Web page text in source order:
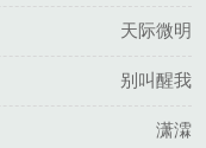
天际微明
别叫醒我
潇瀮